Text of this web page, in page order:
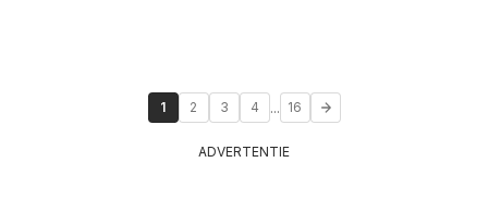
1 2 3 4 ... 16
ADVERTENTIE